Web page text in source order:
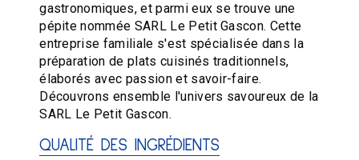
gastronomiques, et parmi eux se trouve une
pépite nommée SARL Le Petit Gascon. Cette
entreprise familiale s'est spécialisée dans la
préparation de plats cuisinés traditionnels,
élaborés avec passion et savoir-faire.
Découvrons ensemble l'univers savoureux de la
SARL Le Petit Gascon.
QUALITÉ DES INGRÉDIENTS